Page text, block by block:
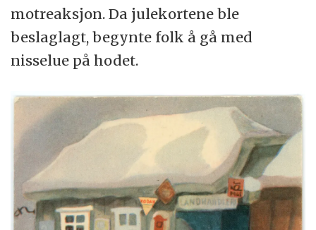
motreaksjon. Da julekortene ble
beslaglagt, begynte folk å gå med
nisselue på hodet.